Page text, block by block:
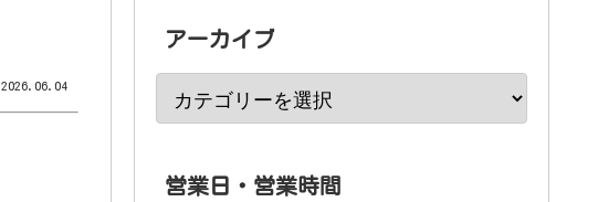
2026.06.04
アーカイブ
営業日・営業時間